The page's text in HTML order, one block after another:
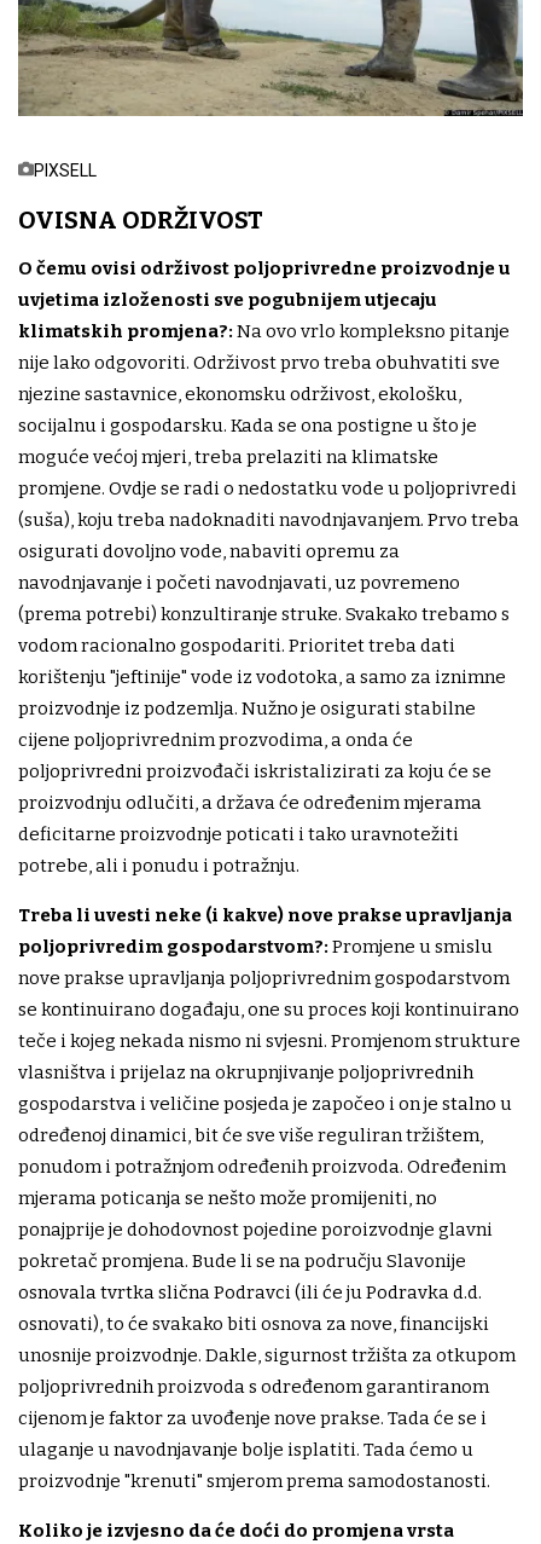
PIXSELL
OVISNA ODRŽIVOST
O čemu ovisi održivost poljoprivredne proizvodnje u
uvjetima izloženosti sve pogubnijem utjecaju
klimatskih promjena?: Na ovo vrlo kompleksno pitanje
nije lako odgovoriti. Održivost prvo treba obuhvatiti sve
njezine sastavnice, ekonomsku održivost, ekološku,
socijalnu i gospodarsku. Kada se ona postigne u što je
moguće većoj mjeri, treba prelaziti na klimatske
promjene. Ovdje se radi o nedostatku vode u poljoprivredi
(suša), koju treba nadoknaditi navodnjavanjem. Prvo treba
osigurati dovoljno vode, nabaviti opremu za
navodnjavanje i početi navodnjavati, uz povremeno
(prema potrebi) konzultiranje struke. Svakako trebamo s
vodom racionalno gospodariti. Prioritet treba dati
korištenju "jeftinije" vode iz vodotoka, a samo za iznimne
proizvodnje iz podzemlja. Nužno je osigurati stabilne
cijene poljoprivrednim prozvodima, a onda će
poljoprivredni proizvođači iskristalizirati za koju će se
proizvodnju odlučiti, a država će određenim mjerama
deficitarne proizvodnje poticati i tako uravnotežiti
potrebe, ali i ponudu i potražnju.
Treba li uvesti neke (i kakve) nove prakse upravljanja
poljoprivredim gospodarstvom?: Promjene u smislu
nove prakse upravljanja poljoprivrednim gospodarstvom
se kontinuirano događaju, one su proces koji kontinuirano
teče i kojeg nekada nismo ni svjesni. Promjenom strukture
vlasništva i prijelaz na okrupnjivanje poljoprivrednih
gospodarstva i veličine posjeda je započeo i on je stalno u
određenoj dinamici, bit će sve više reguliran tržištem,
ponudom i potražnjom određenih proizvoda. Određenim
mjerama poticanja se nešto može promijeniti, no
ponajprije je dohodovnost pojedine poroizvodnje glavni
pokretač promjena. Bude li se na području Slavonije
osnovala tvrtka slična Podravci (ili će ju Podravka d.d.
osnovati), to će svakako biti osnova za nove, financijski
unosnije proizvodnje. Dakle, sigurnost tržišta za otkupom
poljoprivrednih proizvoda s određenom garantiranom
cijenom je faktor za uvođenje nove prakse. Tada će se i
ulaganje u navodnjavanje bolje isplatiti. Tada ćemo u
proizvodnje "krenuti" smjerom prema samodostanosti.
Koliko je izvjesno da će doći do promjena vrsta